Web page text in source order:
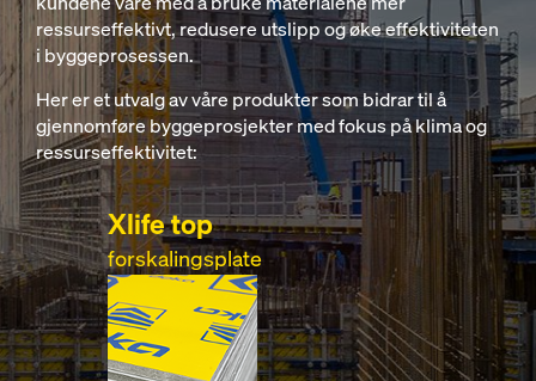
ressurseffektivt, redusere utslipp og øke effektiviteten
i byggeprosessen.
Her er et utvalg av våre produkter som bidrar til å
gjennomføre byggeprosjekter med fokus på klima og
ressurseffektivitet:
Xlife top
forskalingsplate